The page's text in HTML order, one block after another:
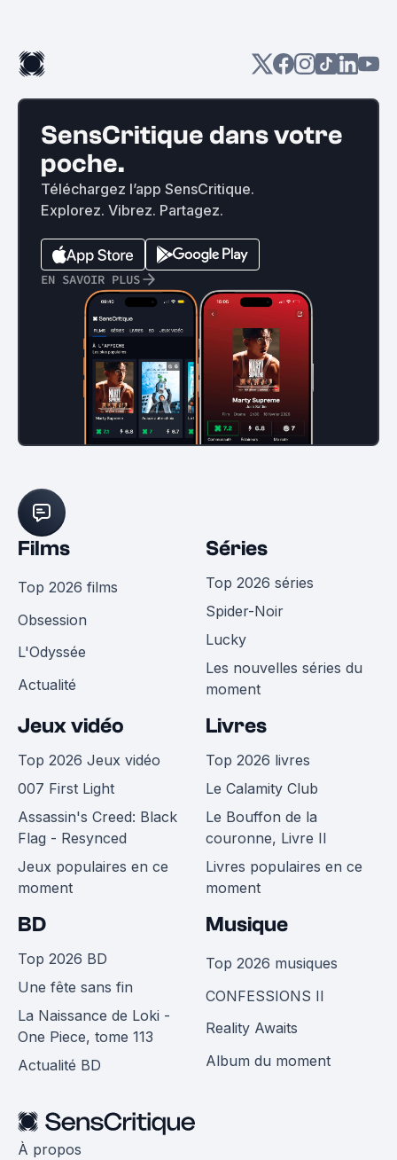
SensCritique dans votre
poche.
Téléchargez l’app SensCritique.
Explorez. Vibrez. Partagez.
EN SAVOIR PLUS
Films
Top 2026 films
Obsession
L'Odyssée
Actualité
Séries
Top 2026 séries
Spider-Noir
Lucky
Les nouvelles séries du
moment
Jeux vidéo
Top 2026 Jeux vidéo
007 First Light
Assassin's Creed: Black
Flag - Resynced
Jeux populaires en ce
moment
Livres
Top 2026 livres
Le Calamity Club
Le Bouffon de la
couronne, Livre II
Livres populaires en ce
moment
BD
Top 2026 BD
Une fête sans fin
La Naissance de Loki -
One Piece, tome 113
Actualité BD
Musique
Top 2026 musiques
CONFESSIONS II
Reality Awaits
Album du moment
À propos